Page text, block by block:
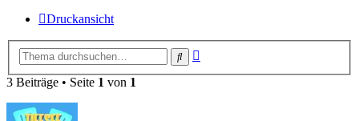
Druckansicht
Suche
3 Beiträge • Seite 1 von 1